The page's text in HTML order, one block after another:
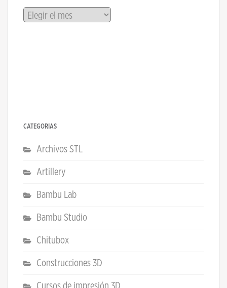
Archivos
CATEGORÍAS
Archivos STL
Artillery
Bambu Lab
Bambu Studio
Chitubox
Construcciones 3D
Cursos de impresión 3D